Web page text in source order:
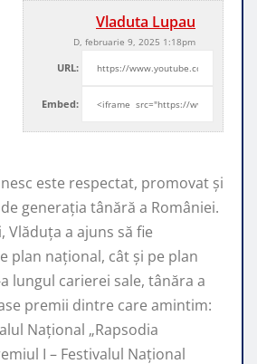
Vladuta Lupau
D, februarie 9, 2025 1:18pm
URL:
Embed:
este respectat, promovat şi
generaţia tânără a României.
Vlăduța a ajuns să fie
plan naţional, cât şi pe plan
lungul carierei sale, tânăra a
premii dintre care amintim:
Național „Rapsodia
I – Festivalul Național